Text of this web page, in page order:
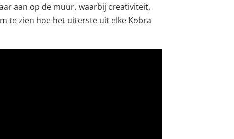
aan op de muur, waarbij creativiteit,
te zien hoe het uiterste uit elke Kobra